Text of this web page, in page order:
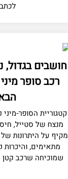
חושבים בגדול,
רכב סופר
קטגוריית הסופר-
מנצח של סטייל,
מקיף על היתרונות
שמוכיחה שרכב קטן